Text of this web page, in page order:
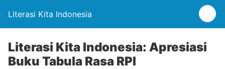
Literasi Kita Indonesia
Literasi Kita Indonesia: Apresiasi
Buku Tabula Rasa RPI